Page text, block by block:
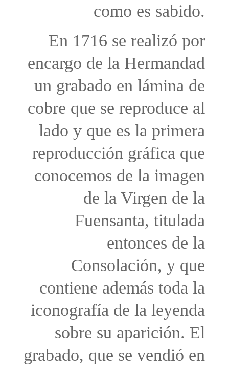
como es sabido.
En 1716 se realizó por
encargo de la Hermandad
un grabado en lámina de
cobre que se reproduce al
lado y que es la primera
reproducción gráfica que
conocemos de la imagen
de la Virgen de la
Fuensanta, titulada
entonces de la
Consolación, y que
contiene además toda la
iconografía de la leyenda
sobre su aparición. El
grabado, que se vendió en